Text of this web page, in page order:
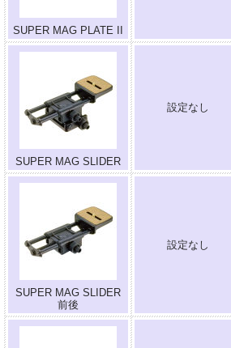
SUPER MAG PLATE II
SUPER MAG SLIDER
設定なし
SUPER MAG SLIDER
前後
設定なし